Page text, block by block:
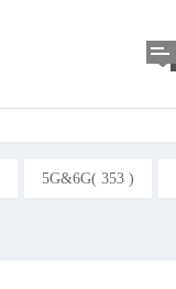
5G&6G( 353 )